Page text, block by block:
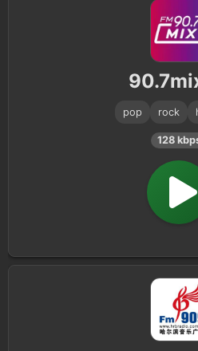
pop rock
128